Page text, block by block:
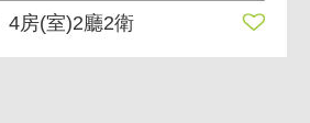
4房(室)2廳2衛